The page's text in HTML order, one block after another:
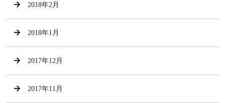
2018年2月
2018年1月
2017年12月
2017年11月